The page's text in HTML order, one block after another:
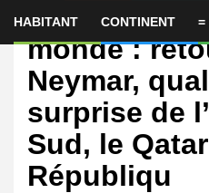
HABITANT CONTINENT =
RÉCAP.
monde :
Neymar,
surprise de
Sud, le
Républiqu